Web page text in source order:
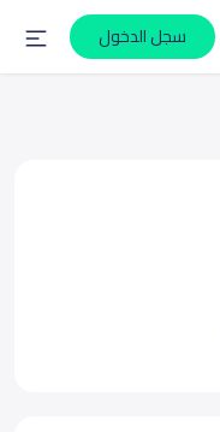
سجل الدخول